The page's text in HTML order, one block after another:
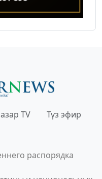
TV Түз эфир
распорядка